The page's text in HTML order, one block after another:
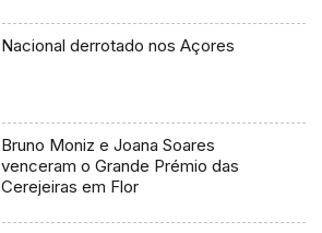
Nacional derrotado nos Açores
Bruno Moniz e Joana Soares
venceram o Grande Prémio das
Cerejeiras em Flor